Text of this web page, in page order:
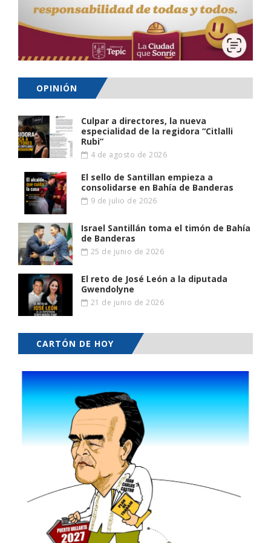
OPINIÓN
Culpar a directores, la nueva
especialidad de la regidora “Citlalli
Rubi”
4 de agosto de 2026
El sello de Santillan empieza a
consolidarse en Bahía de Banderas
9 de julio de 2026
Israel Santillán toma el timón de Bahía
de Banderas
25 de junio de 2026
El reto de José León a la diputada
Gwendolyne
21 de junio de 2026
CARTÓN DE HOY